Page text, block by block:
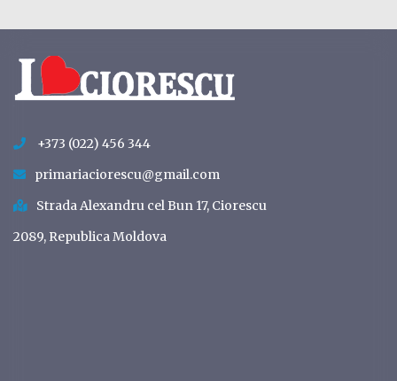
+373 (022) 456 344
primariaciorescu@gmail.com
Strada Alexandru cel Bun 17, Ciorescu
2089, Republica Moldova